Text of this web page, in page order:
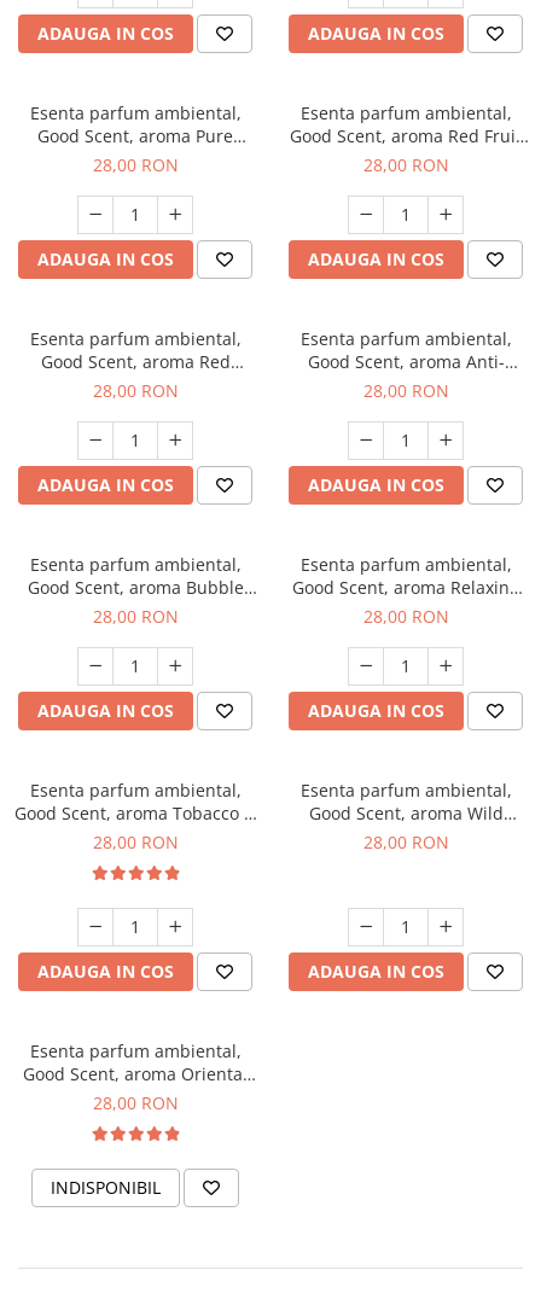
ADAUGA IN COS ADAUGA IN COS
Esenta parfum ambiental,
Good Scent, aroma Pure
White Musc, 20 g
28,00 RON
ADAUGA IN COS
Esenta parfum ambiental,
Good Scent, aroma Red Fruit
Bubble, 20 g
28,00 RON
ADAUGA IN COS
Esenta parfum ambiental,
Good Scent, aroma Red
Grapes, 20 g
28,00 RON
ADAUGA IN COS
Esenta parfum ambiental,
Good Scent, aroma Anti-
Tobacco, 20 g
28,00 RON
ADAUGA IN COS
Esenta parfum ambiental,
Good Scent, aroma Bubble
Gum, 20 g
28,00 RON
ADAUGA IN COS
Esenta parfum ambiental,
Good Scent, aroma Relaxing
Lavender, 20 g
28,00 RON
ADAUGA IN COS
Esenta parfum ambiental,
Good Scent, aroma Tobacco &
Vanilla, 20 g
28,00 RON
ADAUGA IN COS
Esenta parfum ambiental,
Good Scent, aroma Wild
Sailor, 20 g
28,00 RON
ADAUGA IN COS
Esenta parfum ambiental,
Good Scent, aroma Oriental
Amber, 20 g
28,00 RON
INDISPONIBIL